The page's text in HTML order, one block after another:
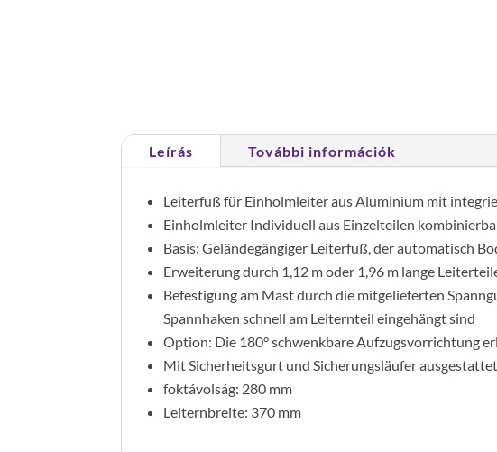
Leírás További információk
Leiterfuß für Einholmleiter aus Aluminium mit
Einholmleiter Individuell aus Einzelteilen
Basis: Geländegängiger Leiterfuß, der automatisch
Erweiterung durch 1,12 m oder 1,96 m lange
Befestigung am Mast durch die mitgelieferten
Spannhaken schnell am Leiternteil eingehängt sind
Option: Die 180° schwenkbare Aufzugsvorrichtung
Mit Sicherheitsgurt und Sicherungsläufer
foktávolság: 280 mm
Leiternbreite: 370 mm